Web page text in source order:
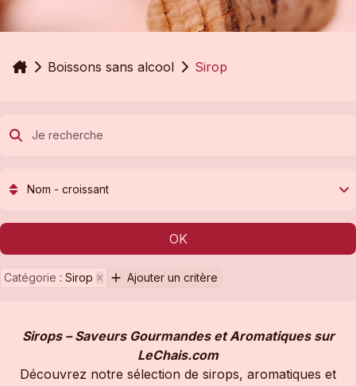
AccueilBoissons sans alcool Sirop
Nom - croissant
OK
Catégorie : Sirop Ajouter un critère
Sirops – Saveurs Gourmandes et Aromatiques sur
LeChais.com
Découvrez notre sélection de sirops, aromatiques et